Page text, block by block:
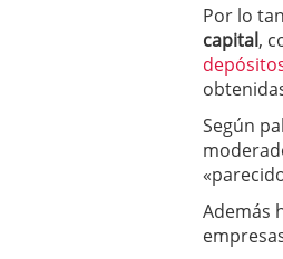
Por lo
capital,
Según
Además